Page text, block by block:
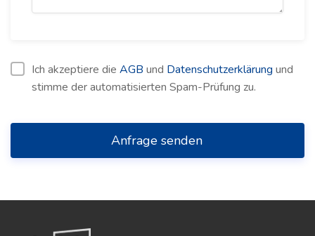
Ich akzeptiere die AGB und Datenschutzerklärung und
stimme der automatisierten Spam-Prüfung zu.
Anfrage senden